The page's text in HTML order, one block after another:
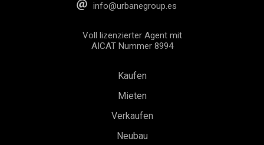
info@urbanegroup.es
Voll lizenzierter Agent mit
AICAT Nummer 8994
Kaufen
Mieten
Verkaufen
Neubau